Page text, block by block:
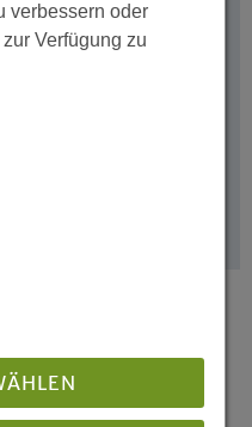
ist eine Kooperation
Kirche in
und diakonische
große Auswahl an
kostenlos zur
360 Pixel breit:
verbessern oder
Verfügung zu